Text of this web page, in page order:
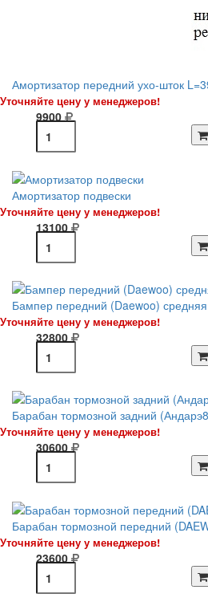
Амортизатор передний ухо-шток
Уточняйте цену у менеджеров!
9900
Амортизатор подвески
Уточняйте цену у менеджеров!
13100
Бампер передний (Daewoo)
Уточняйте цену у менеджеров!
32800
Барабан тормозной задний
Уточняйте цену у менеджеров!
30600
Барабан тормозной передний
Уточняйте цену у менеджеров!
23600